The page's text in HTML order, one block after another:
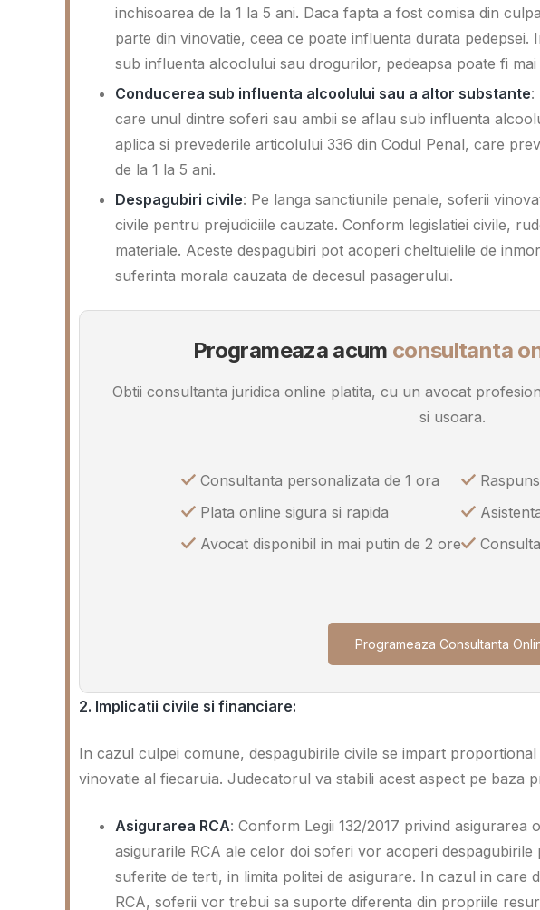
inchisoarea de la 1 la 5 ani. Daca fapta a fost comisa din
parte din vinovatie, ceea ce poate influenta durata
sub influenta alcoolului sau drogurilor, pedeapsa poate fi mai
Conducerea sub influenta alcoolului sau a altor substante:
care unul dintre soferi sau ambii se aflau sub influenta
aplica si prevederile articolului 336 din Codul Penal, care
de la 1 la 5 ani.
Despagubiri civile: Pe langa sanctiunile penale, soferii
civile pentru prejudiciile cauzate. Conform legislatiei civile,
materiale. Aceste despagubiri pot acoperi cheltuielile de
suferinta morala cauzata de decesul pasagerului.
Programeaza acum consultanta
Obtii consultanta juridica online platita, cu un avocat
si usoara.
Consultanta personalizata de 1 ora
Plata online sigura si rapida
Avocat disponibil in mai putin de 2 ore
Programeaza Consultanta
2. Implicatii civile si financiare:
In cazul culpei comune, despagubirile civile se impart
vinovatie al fiecaruia. Judecatorul va stabili acest aspect pe baza
Asigurarea RCA: Conform Legii 132/2017 privind asigurarea
asigurarile RCA ale celor doi soferi vor acoperi
suferite de terti, in limita politei de asigurare. In cazul in care
RCA, soferii vor trebui sa suporte diferenta din propriile